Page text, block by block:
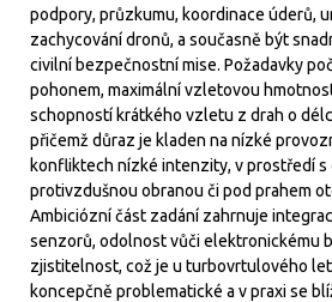
podpory, průzkumu, koordinace úderů,
zachycování dronů, a současně být
civilní bezpečnostní mise. Požadavky
pohonem, maximální vzletovou
schopností krátkého vzletu z drah o
přičemž důraz je kladen na nízké
konfliktech nízké intenzity, v prostředí s
protivzdušnou obranou či pod prahem
Ambiciózní část zadání zahrnuje
senzorů, odolnost vůči elektronickému
zjistitelnost, což je u turbovrtulového
koncepčně problematické a v praxi se